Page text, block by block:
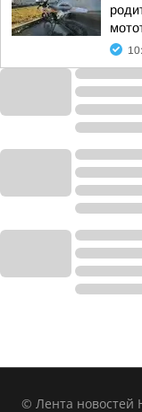
© Лента новостей